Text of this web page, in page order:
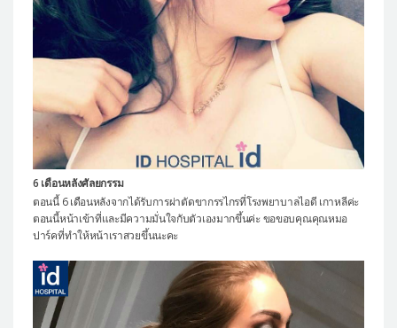
6 เดือนหลังศัลยกรรม
ตอนนี้ 6 เดือนหลังจากได้รับการผ่าตัดขากรรไกรที่โรงพยาบาลไอดี เกาหลีค่ะ
ตอนนี้หน้าเข้าที่และมีความมั่นใจกับตัวเองมากขึ้นค่ะ ขอขอบคุณคุณหมอ
ปาร์คที่ทำให้หน้าเราสวยขึ้นนะคะ